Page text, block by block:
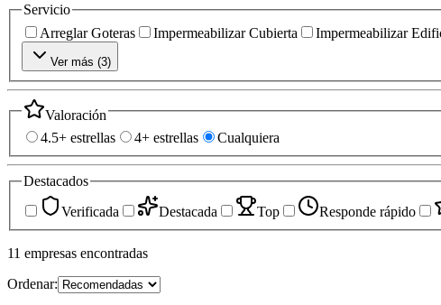
Servicio
Arreglar Goteras
Impermeabilizar Cubierta Impermeabilizar
Ver más (3)
Valoración
4.5+ estrellas
4+ estrellas Cualquiera
Destacados
Verificada
Destacada Top Responde rápido
11 empresas encontradas
Ordenar: